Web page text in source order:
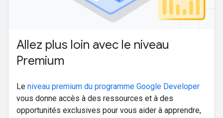
Allez plus loin avec le niveau
Premium
Le niveau premium du programme Google Developer
vous donne accès à des ressources et à des
opportunités exclusives pour vous aider à apprendre,